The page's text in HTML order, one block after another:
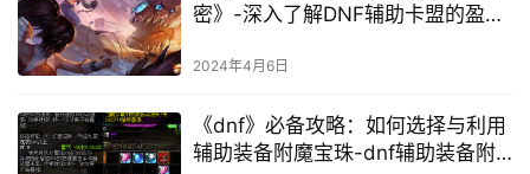
密》-深入了解DNF辅助卡盟的盈利
2024年4月6日
《dnf》必备攻略：如何选择与利用
辅助装备附魔宝珠-dnf辅助装备附